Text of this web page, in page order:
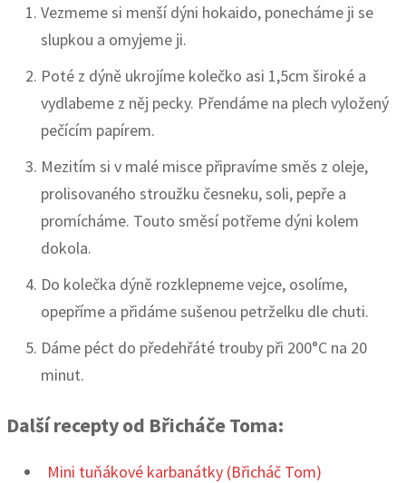
Vezmeme si menší dýni hokaido, ponecháme ji se
slupkou a omyjeme ji.
Poté z dýně ukrojíme kolečko asi 1,5cm široké a
vydlabeme z něj pecky. Přendáme na plech vyložený
pečícím papírem.
Mezitím si v malé misce připravíme směs z oleje,
prolisovaného stroužku česneku, soli, pepře a
promícháme. Touto směsí potřeme dýni kolem
dokola.
Do kolečka dýně rozklepneme vejce, osolíme,
opepříme a přidáme sušenou petrželku dle chuti.
Dáme péct do předehřáté trouby při 200°C na 20
minut.
Další recepty od Břicháče Toma:
Mini tuňákové karbanátky (Břicháč Tom)